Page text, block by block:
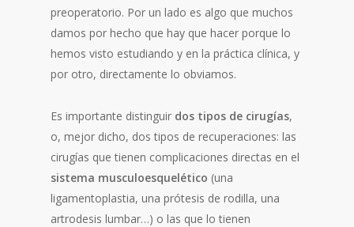
preoperatorio. Por un lado es algo que muchos
damos por hecho que hay que hacer porque lo
hemos visto estudiando y en la práctica clínica, y
por otro, directamente lo obviamos.
Es importante distinguir dos tipos de cirugías,
o, mejor dicho, dos tipos de recuperaciones: las
cirugías que tienen complicaciones directas en el
sistema musculoesquelético (una
ligamentoplastia, una prótesis de rodilla, una
artrodesis lumbar…) o las que lo tienen